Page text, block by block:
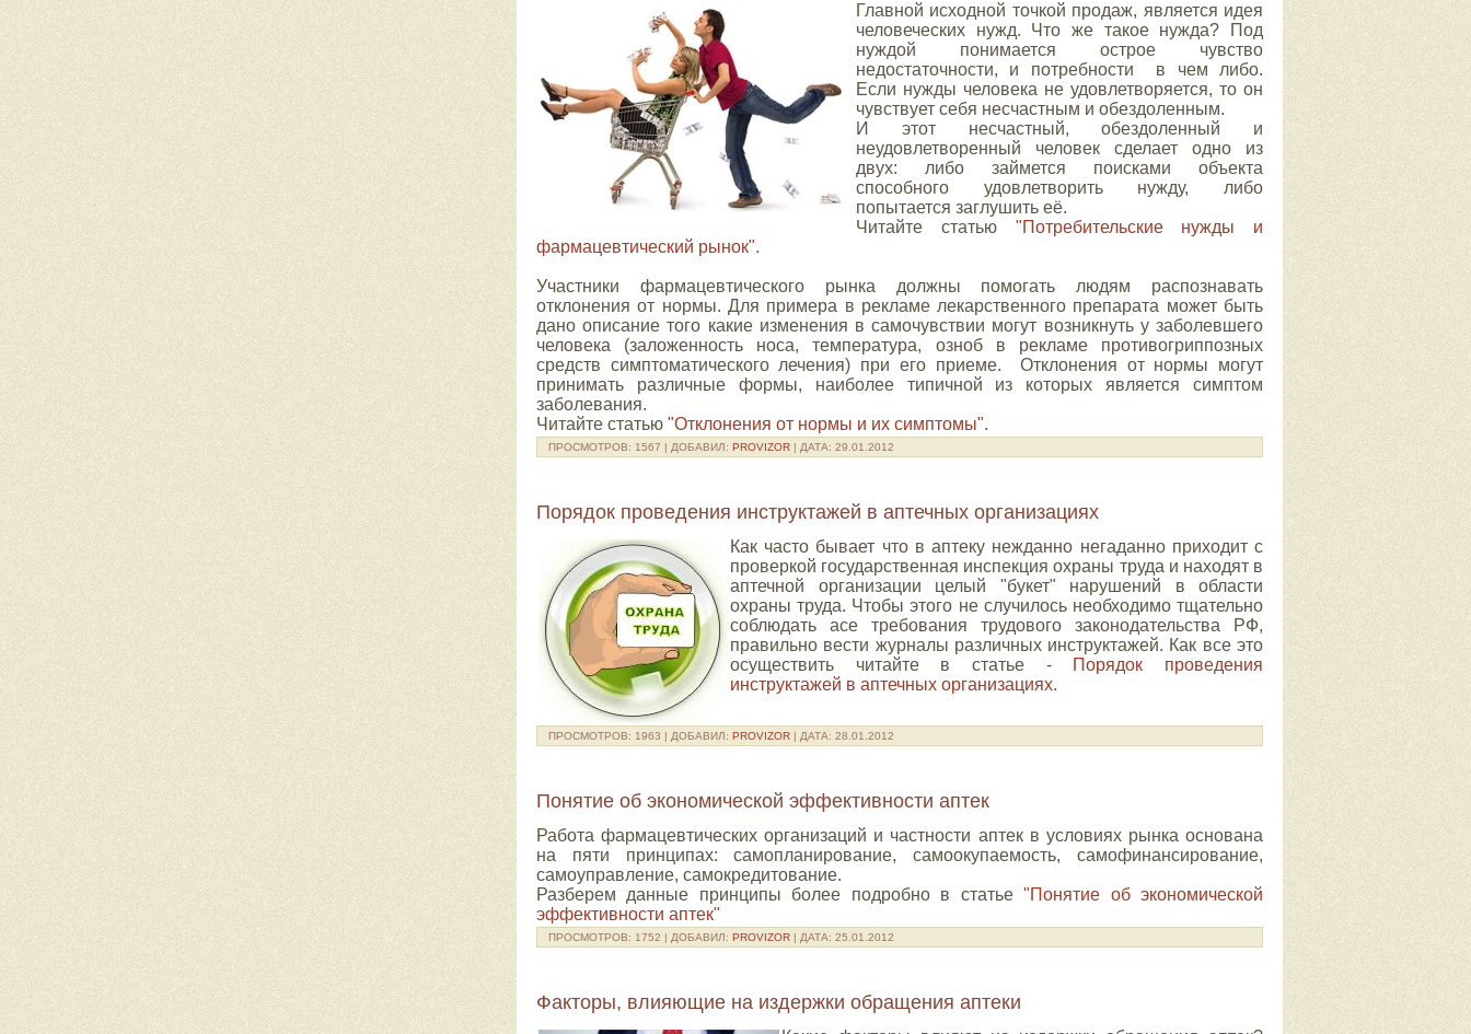
Главной исходной точкой продаж, является идея
человеческих нужд. Что же такое нужда? Под
нуждой понимается острое чувство
недостаточности, и потребности в чем либо.
Если нужды человека не удовлетворяется, то он
чувствует себя несчастным и обездоленным.
И этот несчастный, обездоленный и
неудовлетворенный человек сделает одно из
двух: либо займется поисками объекта
способного удовлетворить нужду, либо
попытается заглушить её.
Читайте статью "Потребительские нужды и
фармацевтический рынок".
Участники фармацевтического рынка должны помогать людям распознавать
отклонения от нормы. Для примера в рекламе лекарственного препарата может быть
дано описание того какие изменения в самочувствии могут возникнуть у заболевшего
человека (заложенность носа, температура, озноб в рекламе противогриппозных
средств симптоматического лечения) при его приеме. Отклонения от нормы могут
принимать различные формы, наиболее типичной из которых является симптом
заболевания.
Читайте статью "Отклонения от нормы и их симптомы".
ПРОСМОТРОВ: 1567 | ДОБАВИЛ: PROVIZOR | ДАТА: 29.01.2012
Порядок проведения инструктажей в аптечных организациях
Как часто бывает что в аптеку нежданно негаданно приходит с
проверкой государственная инспекция охраны труда и находят в
аптечной организации целый "букет" нарушений в области
охраны труда. Чтобы этого не случилось необходимо тщательно
соблюдать асе требования трудового законодательства РФ,
правильно вести журналы различных инструктажей. Как все это
осуществить читайте в статье - Порядок проведения
инструктажей в аптечных организациях.
ПРОСМОТРОВ: 1963 | ДОБАВИЛ: PROVIZOR | ДАТА: 28.01.2012
Понятие об экономической эффективности аптек
Работа фармацевтических организаций и частности аптек в условиях рынка основана
на пяти принципах: самопланирование, самоокупаемость, самофинансирование,
самоуправление, самокредитование.
Разберем данные принципы более подробно в статье"Понятие об экономической
эффективности аптек"
ПРОСМОТРОВ: 1752 | ДОБАВИЛ: PROVIZOR | ДАТА: 25.01.2012
Факторы, влияющие на издержки обращения аптеки